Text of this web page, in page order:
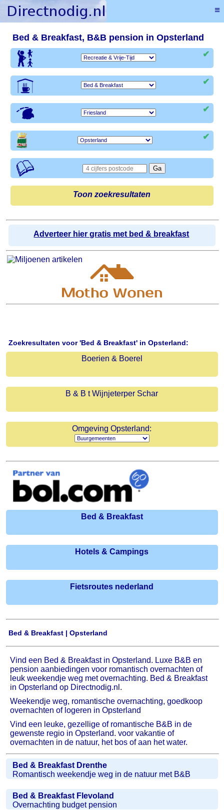
Bed & Breakfast, B&B pension in Opsterland
✔
✔
✔
✔
Toon zoekresultaten
Adverteer hier gratis met bed & breakfast
Zoekresultaten voor 'Bed & Breakfast' in Opsterland:
Boerien & Boerel
B & B t Wijnjeterper Schar
Omgeving Opsterland:
Bed & Breakfast
Hotels & Campings
Fietsroutes nederland
Bed & Breakfast | Opsterland
Vind een Bed & Breakfast in Opsterland. Luxe B&B en
pension aanbiedingen voor romantisch overnachten of
leuk weekendje weg met overnachting. Bed & Breakfast
in Opsterland op Directnodig.nl.
Weekendje weg, romantische overnachting, goedkoop
overnachten of logeren in Opsterland
Vind een leuke, gezellige of romantische B&B in de
gewenste regio in Opsterland. voor vakantie of
overnachten in de natuur, het bos of aan het water.
Bed & Breakfast Drenthe
Romantisch weekendje weg in de natuur met B&B
Bed & Breakfast Flevoland
Overnachting budget pension
≡